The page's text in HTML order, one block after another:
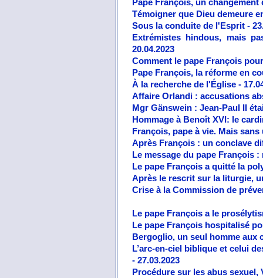
Pape François, un changement
Témoigner que Dieu demeure
Sous la conduite de l'Esprit -
Extrémistes hindous, mais
20.04.2023
Comment le pape François
Pape François, la réforme en
À la recherche de l'Église -
Affaire Orlandi : accusations
Mgr Gänswein : Jean-Paul II
Hommage à Benoît XVI: le
François, pape à vie. Mais
Après François : un conclave
Le message du pape François
Le pape François a quitté la
Après le rescrit sur la liturgie,
Crise à la Commission de
Le pape François a le
Le pape François hospitalisé
Bergoglio, un seul homme aux
L’arc-en-ciel biblique et celui
- 27.03.2023
Procédure sur les abus sexuel,